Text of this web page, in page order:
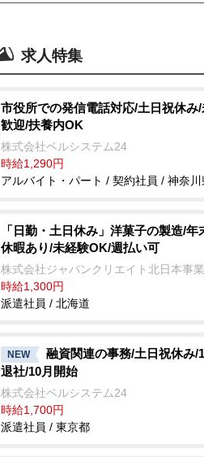
求人特集
市役所での発信電話対応/土日祝休み
歓迎/扶養内OK
株式会社ベルシステム24
時給1,290円
アルバイト・パート / 契約社員 / 神奈川
「日勤・土日休み」洋菓子の製造/年
休暇あり/未経験OK/週払い可
株式会社ジャパンクリエイト北日本事
時給1,300円
派遣社員 / 北海道
NEW
融資関連の事務/土日祝休み/
退社/10月開始
株式会社ベルシステム24
時給1,700円
派遣社員 / 東京都